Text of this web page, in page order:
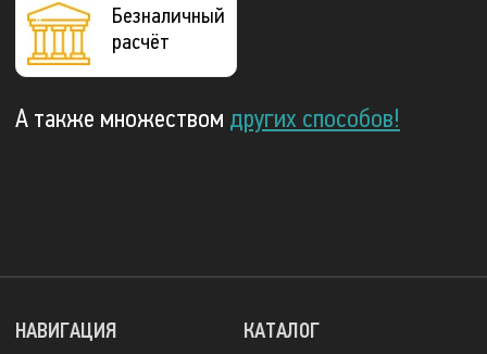
Безналичный
расчёт
А также множеством других способов!
КАТАЛОГ
НАВИГАЦИЯ